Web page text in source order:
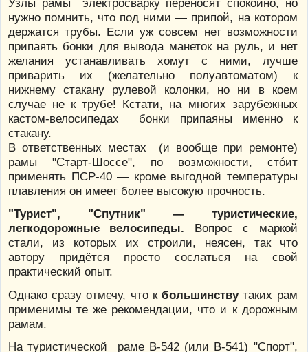
Узлы рамы электросварку переносят спокойно, но
нужно помнить, что под ними — припой, на котором
держатся трубы. Если уж совсем нет возможности
припаять бонки для вывода манеток на руль, и нет
желания устанавливать хомут с ними, лучше
приварить их (желательно полуавтоматом) к
нижнему стакану рулевой колонки, но ни в коем
случае не к трубе! Кстати, на многих зарубежных
кастом-велосипедах бонки припаяны именно к
стакану.
В ответственных местах (и вообще при ремонте)
рамы "Старт-Шоссе", по возможности, стóит
применять ПСР-40 — кроме выгодной температуры
плавления он имеет более высокую прочность.
"Турист", "Спутник" — туристические,
легкодорожные велосипеды. Вопрос с маркой
стали, из которых их строили, неясен, так что
автору придётся просто сослаться на свой
практический опыт.
Однако сразу отмечу, что кбольшинствутаких рам
применимы те же рекомендации, что и к дорожным
рамам.
На туристической раме В-542 (или В-541) "Спорт",